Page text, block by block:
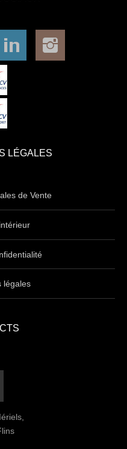
LÉGALES
de Vente
légales